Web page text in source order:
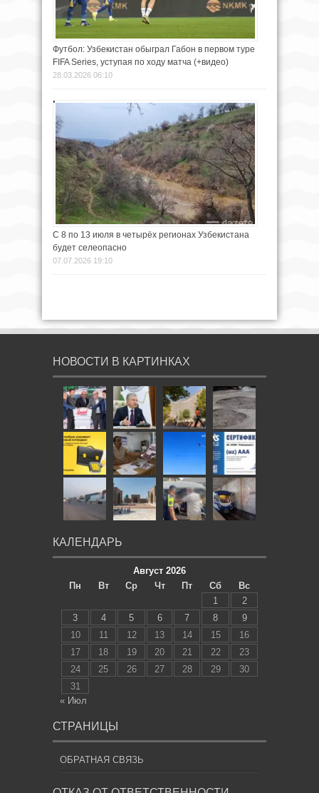
Футбол: Узбекистан обыграл Габон в первом туре
FIFA Series, уступая по ходу матча (+видео)
28.03.2026 06:10
С 8 по 13 июля в четырёх регионах Узбекистана
будет селеопасно
07.07.2026 19:10
НОВОСТИ В КАРТИНКАХ
КАЛЕНДАРЬ
Август 2026
Пн
Вт Ср Чт Пт Сб
Вс
1
2
3
4 5 6 7 8
9
10
11 12 13 14 15
16
17
18 19 20 21 22
23
24
25 26 27 28 29
30
31
« Июл
СТРАНИЦЫ
ОБРАТНАЯ СВЯЗЬ